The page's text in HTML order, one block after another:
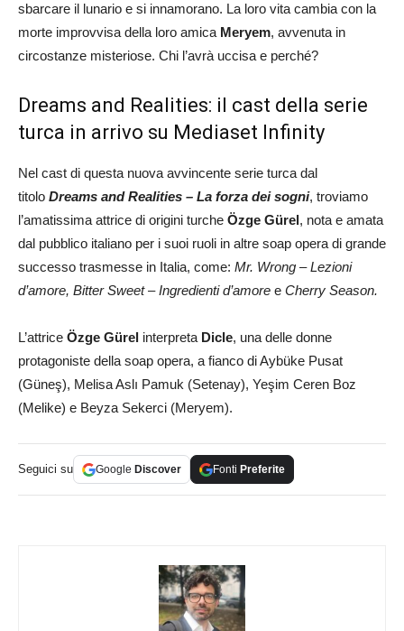
sbarcare il lunario e si innamorano. La loro vita cambia con la
morte improvvisa della loro amica Meryem, avvenuta in
circostanze misteriose. Chi l’avrà uccisa e perché?
Dreams and Realities: il cast della serie
turca in arrivo su Mediaset Infinity
Nel cast di questa nuova avvincente serie turca dal
titolo Dreams and Realities – La forza dei sogni, troviamo
l’amatissima attrice di origini turche Özge Gürel , nota e amata
dal pubblico italiano per i suoi ruoli in altre soap opera di grande
successo trasmesse in Italia, come: Mr. Wrong – Lezioni
d’amore, Bitter Sweet – Ingredienti d’amore e Cherry Season.
L’attrice Özge Gürel interpreta Dicle, una delle donne
protagoniste della soap opera, a fianco di Aybüke Pusat
(Güneş), Melisa Aslı Pamuk (Setenay), Yeşim Ceren Boz
(Melike) e Beyza Sekerci (Meryem).
Seguici su Google Discover Fonti Preferite